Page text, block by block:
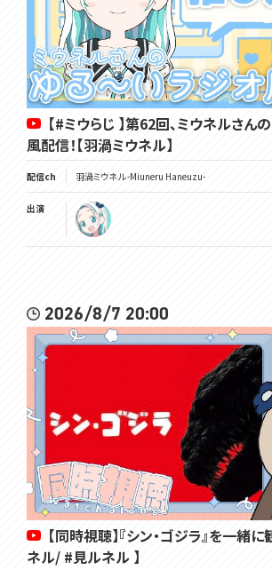
【#ミウらじ 】第62回、ミウネルさん
風配信！【羽渦ミウネル】
配信ch 羽渦ミウネル -Miuneru Haneuzu-
出演
2026/8/7 20:00
【同時視聴】『シン・ゴジラ』を一緒に
ネル/ #見ルネル 】